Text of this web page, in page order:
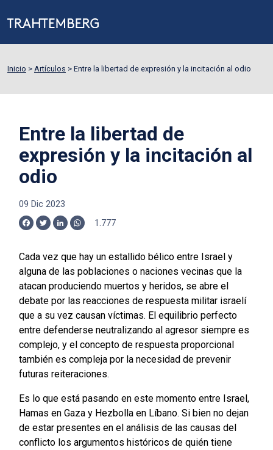
Inicio > Artículos > Entre la libertad de expresión y la incitación al odio
Entre la libertad de
expresión y la incitación al
odio
09 Dic 2023
Facebook
TwitterLinkedInWhatsApp
1.777
Cada vez que hay un estallido bélico entre Israel y
alguna de las poblaciones o naciones vecinas que la
atacan produciendo muertos y heridos, se abre el
debate por las reacciones de respuesta militar israelí
que a su vez causan víctimas. El equilibrio perfecto
entre defenderse neutralizando al agresor siempre es
complejo, y el concepto de respuesta proporcional
también es compleja por la necesidad de prevenir
futuras reiteraciones.
Es lo que está pasando en este momento entre Israel,
Hamas en Gaza y Hezbolla en Líbano. Si bien no dejan
de estar presentes en el análisis de las causas del
conflicto los argumentos históricos de quién tiene